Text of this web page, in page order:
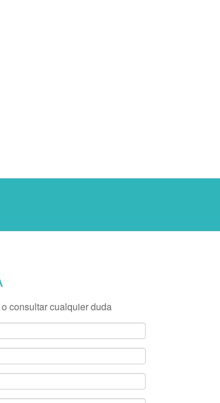
consultar cualquier duda